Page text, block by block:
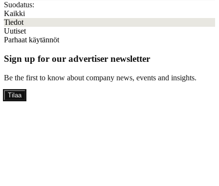
Suodatus:
Kaikki
Tiedot
Uutiset
Parhaat käytännöt
Sign up for our advertiser newsletter
Be the first to know about company news, events and insights.
Tilaa